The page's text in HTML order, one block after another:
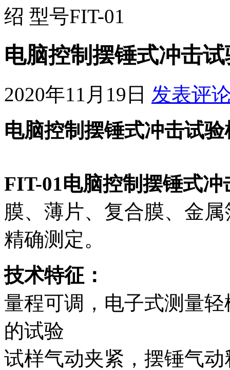
绍 型号FIT-01
电脑控制摆锤式冲击
2020年11月19日 发表评
电脑控制摆锤式冲击试
FIT-01电脑控制摆锤式冲
膜、薄片、复合膜、金
精确测定。
技术特征：
量程可调，电子式测量
的试验
试样气动夹紧，摆锤气